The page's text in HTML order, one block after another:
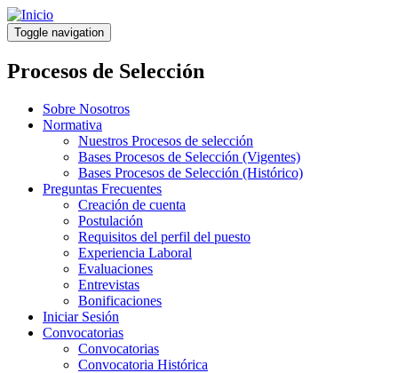
Pasar
al
contenido
principal
Toggle navigation
Procesos de Selección
Sobre Nosotros
Normativa
Nuestros Procesos de selección
Bases Procesos de Selección (Vigentes)
Bases Procesos de Selección (Histórico)
Preguntas Frecuentes
Creación de cuenta
Postulación
Requisitos del perfil del puesto
Experiencia Laboral
Evaluaciones
Entrevistas
Bonificaciones
Iniciar Sesión
Convocatorias
Convocatorias
Convocatoria Histórica